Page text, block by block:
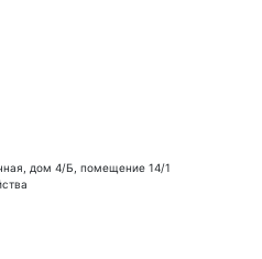
дом 4/Б, помещение 14/1